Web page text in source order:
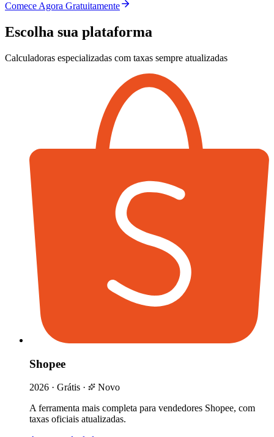
Comece Agora Gratuitamente
Escolha sua plataforma
Calculadoras especializadas com taxas sempre atualizadas
Shopee
2026 · Grátis ·
Novo
A ferramenta mais completa para vendedores Shopee, com
taxas oficiais atualizadas.